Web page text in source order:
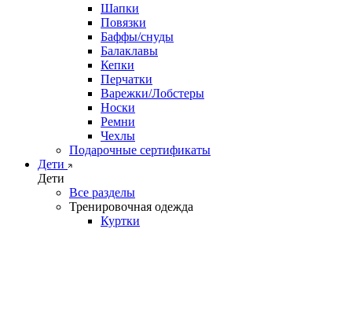
Шапки
Повязки
Баффы/снуды
Балаклавы
Кепки
Перчатки
Варежки/Лобстеры
Носки
Ремни
Чехлы
Подарочные сертификаты
Дети
Дети
Все разделы
Тренировочная одежда
Куртки